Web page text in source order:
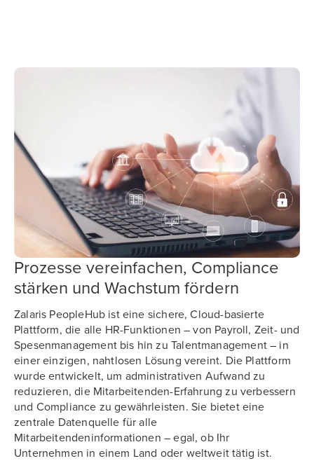
Prozesse vereinfachen, Compliance
stärken und Wachstum fördern
Zalaris PeopleHub ist eine sichere, Cloud-basierte
Plattform, die alle HR-Funktionen – von Payroll, Zeit- und
Spesenmanagement bis hin zu Talentmanagement – in
einer einzigen, nahtlosen Lösung vereint. Die Plattform
wurde entwickelt, um administrativen Aufwand zu
reduzieren, die Mitarbeitenden-Erfahrung zu verbessern
und Compliance zu gewährleisten. Sie bietet eine
zentrale Datenquelle für alle
Mitarbeitendeninformationen – egal, ob Ihr
Unternehmen in einem Land oder weltweit tätig ist.